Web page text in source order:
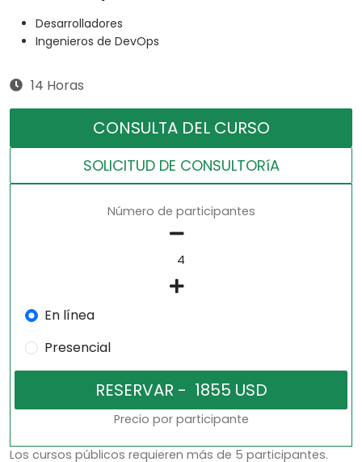
Desarrolladores
Ingenieros de DevOps
14 Horas
CONSULTA DEL CURSO
SOLICITUD DE CONSULTORíA
Número de participantes
En línea
Presencial
Precio por participante
Los cursos públicos requieren más de 5 participantes.